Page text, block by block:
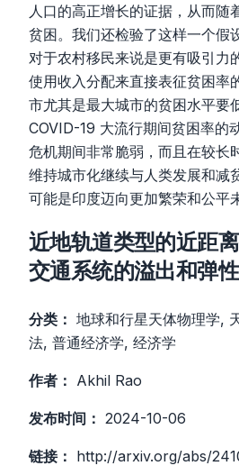
人口的高正增长的证据，从而随
贫困。我们还检验了这样一个假
对于农村移民来说是更有吸引力
使用收入分配来直接表征贫困率
市尤其是最大城市的贫困水平要
COVID-19 大流行期间贫困率的
危机期间非常脆弱，而且在较长
维持城市化继续与人类发展和减
可能是印度迈向更加繁荣和公平
近地轨道类型的近距
交通系统的溢出和弹性
分类： 地球和行星天体物理学,
法, 普通经济学, 经济学
作者： Akhil Rao
发布时间： 2024-10-06
链接： http://arxiv.org/abs/